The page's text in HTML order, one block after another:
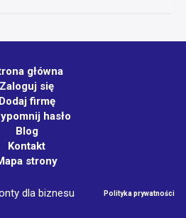
główna
Zaloguj się
Dodaj firmę
hasło
Blog
Kontakt
strony
dla biznesu Polityka prywatności